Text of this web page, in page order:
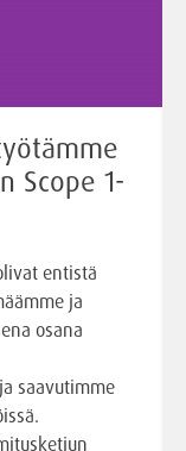
Scope 1-
entistä
ja
osana
saavutimme